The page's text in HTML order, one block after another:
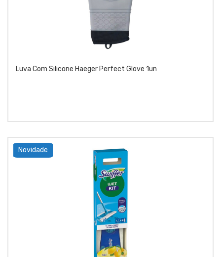
Luva Com Silicone Haeger Perfect Glove 1un
Novidade